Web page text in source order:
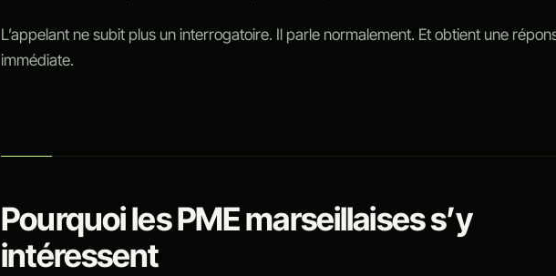
L’appelant ne subit plus un interrogatoire. Il parle normalement. Et obtient une
immédiate.
Pourquoi les PME marseillaises s’y
intéressent